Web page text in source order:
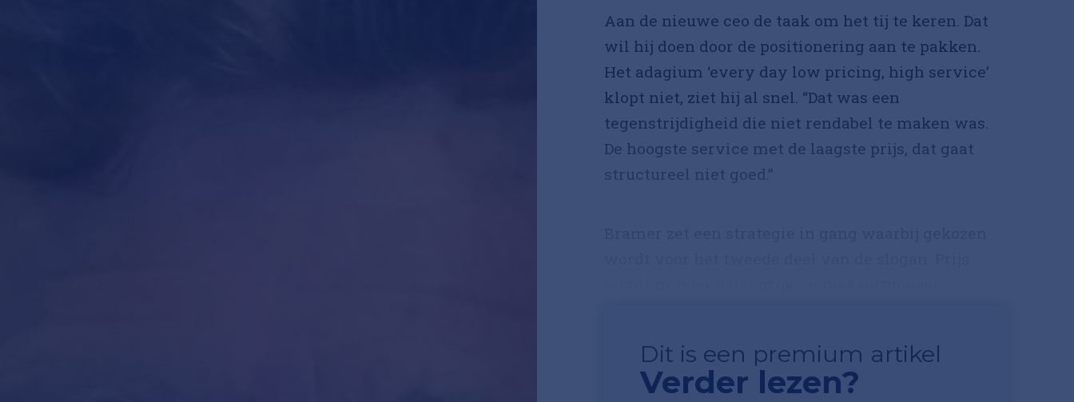
Aan de nieuwe ceo de taak om het tij te keren. Dat
wil hij doen door de positionering aan te pakken.
Het adagium ‘every day low pricing, high service’
klopt niet, ziet hij al snel. “Dat was een
tegenstrijdigheid die niet rendabel te maken was.
De hoogste service met de laagste prijs, dat gaat
structureel niet goed.”
Dit is een premium artikel
Verder lezen?